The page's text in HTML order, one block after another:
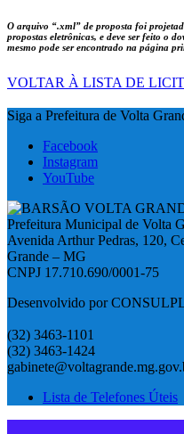
O arquivo “.xml” de proposta foi
propostas eletrônicas, e deve ser feito o
mesmo pode ser encontrado na página
VOLTAR À LISTA DE
Siga a Prefeitura de Volta
Facebook
Instagram
YouTube
Prefeitura Municipal de Volta
Avenida Arthur Pedras, 120,
Grande – MG
CNPJ 17.710.690/0001-75
Desenvolvido por
(32) 3463-1101
(32) 3463-1424
Lista de Telefones Úteis